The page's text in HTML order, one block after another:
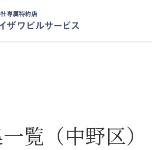
専属特約店
覧（中野区）